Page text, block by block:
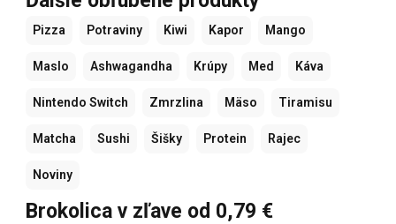
Pizza Potraviny Kiwi Kapor Mango
Maslo Ashwagandha Krúpy Med Káva
Nintendo Switch Zmrzlina Mäso Tiramisu
Matcha Sushi Šišky Protein Rajec
Noviny
Brokolica v zľave od 0,79 €